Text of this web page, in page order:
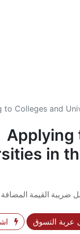
to Colleges and
Applying
in
ضريبة القيمة المضافة
عربة التسوق